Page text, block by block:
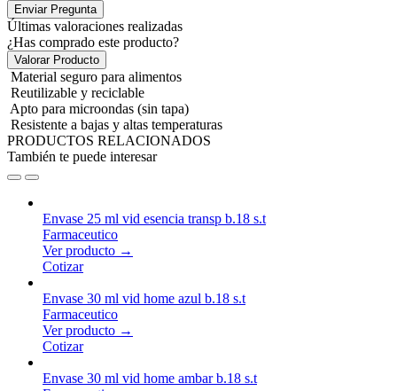
Enviar Pregunta
Últimas valoraciones realizadas
¿Has comprado este producto?
Valorar Producto
Material seguro para alimentos
Reutilizable y reciclable
Apto para microondas (sin tapa)
Resistente a bajas y altas temperaturas
PRODUCTOS RELACIONADOS
También te puede interesar
Envase 25 ml vid esencia transp b.18 s.t
Farmaceutico
Ver producto →
Cotizar
Envase 30 ml vid home azul b.18 s.t
Farmaceutico
Ver producto →
Cotizar
Envase 30 ml vid home ambar b.18 s.t